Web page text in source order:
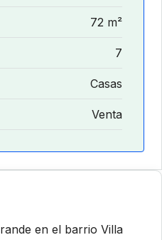
72 m²
7
Casas
Venta
en el barrio Villa